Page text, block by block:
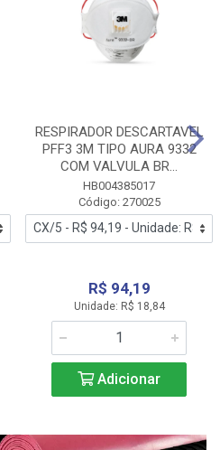
RESPIRADOR DESCARTAVEL
PFF3 3M TIPO AURA 9332
COM VALVULA BR...
HB004385017
Código: 270025
R$ 94,19
Unidade: R$ 18,84
Adicionar